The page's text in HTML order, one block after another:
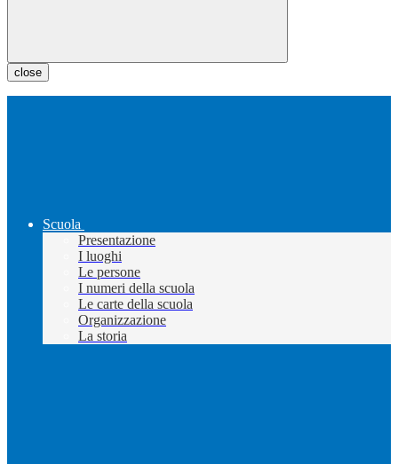
close
Scuola
Presentazione
I luoghi
Le persone
I numeri della scuola
Le carte della scuola
Organizzazione
La storia